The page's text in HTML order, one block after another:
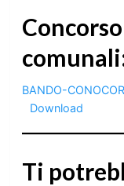
BANDO-
Download
Ti